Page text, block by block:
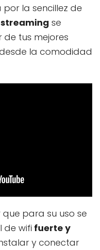
la sencillez de
se
tus mejores
la comodidad
para su uso se
de wifi fuerte y
y conectar